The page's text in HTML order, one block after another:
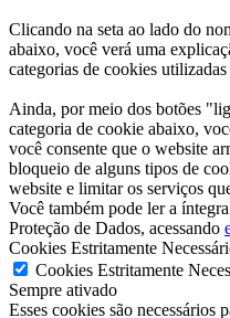
Clicando na seta ao lado do
abaixo, você verá uma
categorias de cookies
Ainda, por meio dos botões
categoria de cookie abaixo,
você consente que o website
bloqueio de alguns tipos de
website e limitar os serviços
Você também pode ler a
Proteção de Dados, acessando
Cookies Estritamente
Cookies Estritamente
Sempre ativado
Esses cookies são necessários